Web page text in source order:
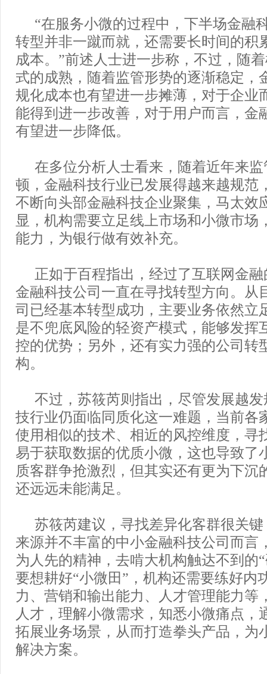
“在服务小微的过程中，下半场金融
转型并非一蹴而就，还需要长时间的积
成本。”前述人士进一步称，不过，随
式的成熟，随着监管形势的逐渐稳定，
规化成本也有望进一步摊薄，对于企业
能得到进一步改善，对于用户而言，金
有望进一步降低。
在多位分析人士看来，随着近年来
顿，金融科技行业已发展得越来越规范
不断向头部金融科技企业聚集，马太效
显，机构需要立足线上市场和小微市场
能力，为银行做有效补充。
正如于百程指出，经过了互联网金
金融科技公司一直在寻找转型方向。从
司已经基本转型成功，主要业务依然立
是不兜底风险的轻资产模式，能够发挥
控的优势；另外，还有实力强的公司转
构。
不过，苏筱芮则指出，尽管发展越
技行业仍面临同质化这一难题，当前各
使用相似的技术、相近的风控维度，寻
易于获取数据的优质小微，这也导致了
质客群争抢激烈，但其实还有更为下沉
还远远未能满足。
苏筱芮建议，寻找差异化客群很关
来源并不丰富的中小金融科技公司而言
为人先的精神，去啃大机构触达不到的
要想耕好“小微田”，机构还需要练好内
力、营销和输出能力、人才管理能力等
人才，理解小微需求，知悉小微痛点，
拓展业务场景，从而打造拳头产品，为
解决方案。